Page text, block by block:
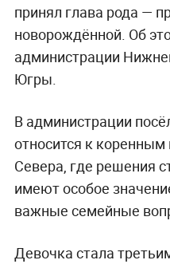
принял глава рода —
новорождённой. Об
администрации
Югры.
В администрации
относится к
Севера, где решения
имеют особое
важные семейные
Девочка стала